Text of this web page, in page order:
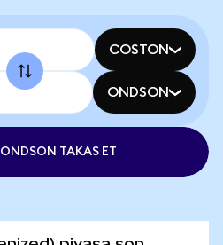
COSTON
ONDSON
TAKAS ET